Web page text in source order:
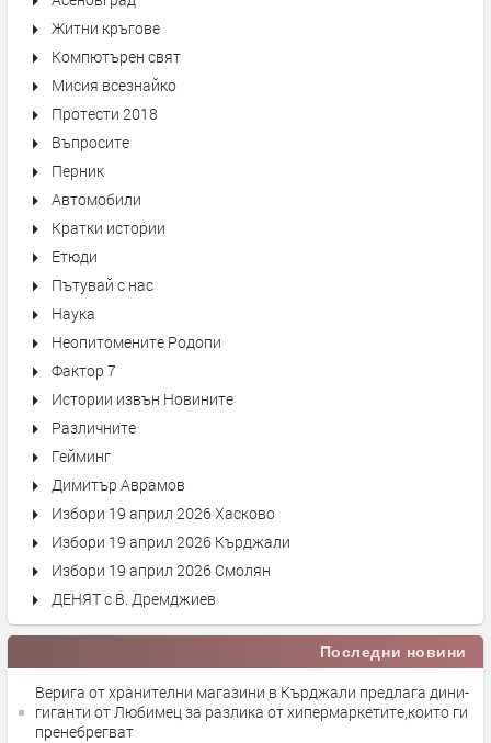
Житни кръгове
Компютърен свят
Мисия всезнайко
Протести 2018
Въпросите
Перник
Автомобили
Кратки истории
Етюди
Пътувай с нас
Наука
Неопитомените Родопи
Фактор 7
Истории извън Новините
Различните
Гейминг
Димитър Аврамов
Избори 19 април 2026 Хасково
Избори 19 април 2026 Кърджали
Избори 19 април 2026 Смолян
ДЕНЯТ с В. Дремджиев
Последни новини
Верига от хранителни магазини в Кърджали предлага дини-
гиганти от Любимец за разлика от хипермаркетите,които ги
пренебрегват